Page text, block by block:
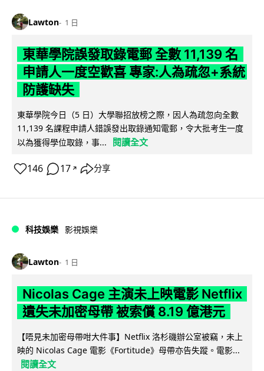
Lawton 1 日
東華學院誤發取錄電郵 全數 11,139 名
申請人一度空歡喜 專家:人為疏忽+系統
防護缺失
東華學院今日（5 日）大學聯招放榜之際，因人為疏忽向全數
11,139 名課程申請人錯誤發出取錄通知電郵，令大批考生一度
以為獲得學位取錄，事...
閱讀全文
146 17 ↗ 分享
科技娛樂 影視娛樂
Lawton 1 日
Nicolas Cage 主演未上映電影 Netflix
遺失未加密母帶 被索償 8.19 億港元
【唔見未加密母帶咁大件事】Netflix 洛杉磯辦公室被竊，未上
映的 Nicolas Cage 電影《Fortitude》母帶亦告失蹤。電影...
閱讀全文